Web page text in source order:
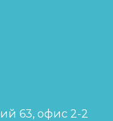
63, офис 2-2